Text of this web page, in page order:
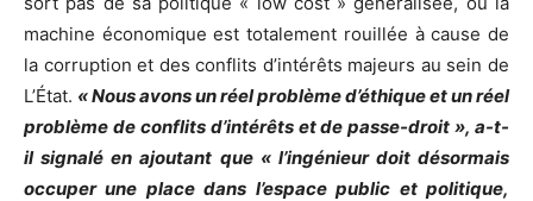
machine économique est totalement rouillée à cause de
la corruption et des conflits d’intérêts majeurs au sein de
L’État. « Nous avons un réel problème d’éthique et un réel
problème de conflits d’intérêts et de passe-droit », a-t-
il signalé en ajoutant que « l’ingénieur doit désormais
occuper une place dans l’espace public et politique,